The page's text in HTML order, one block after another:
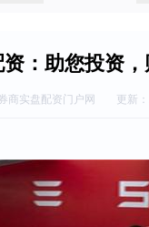
：助您投资
商实盘配资门户网 更新